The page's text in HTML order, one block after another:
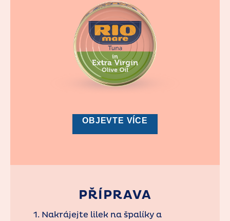
OBJEVTE VÍCE
PŘÍPRAVA
1. Nakrájejte lilek na špalíky a